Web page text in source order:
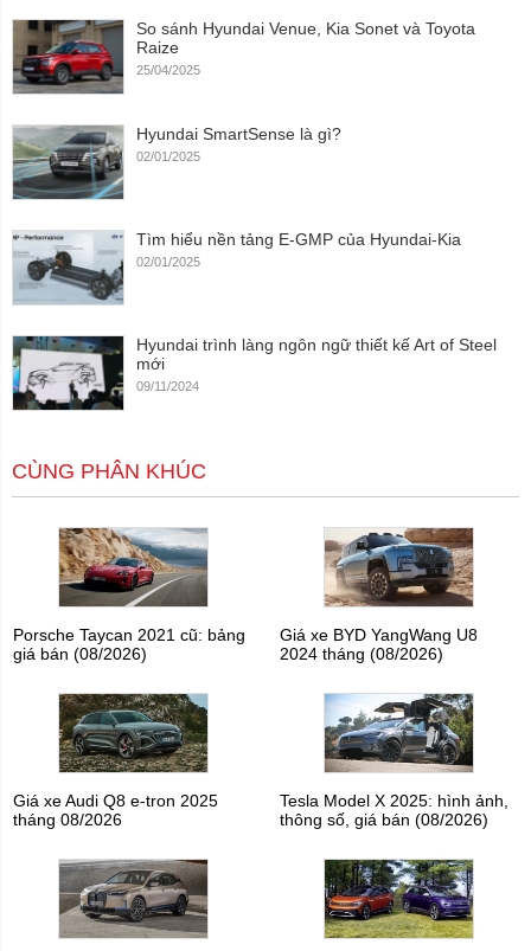
So sánh Hyundai Venue, Kia Sonet và Toyota
Raize
25/04/2025
Hyundai SmartSense là gì?
02/01/2025
Tìm hiểu nền tảng E-GMP của Hyundai-Kia
02/01/2025
Hyundai trình làng ngôn ngữ thiết kế Art of Steel
mới
09/11/2024
CÙNG PHÂN KHÚC
Porsche Taycan 2021 cũ: bảng
giá bán (08/2026)
Giá xe BYD YangWang U8
2024 tháng (08/2026)
Giá xe Audi Q8 e-tron 2025
tháng 08/2026
Tesla Model X 2025: hình ảnh,
thông số, giá bán (08/2026)